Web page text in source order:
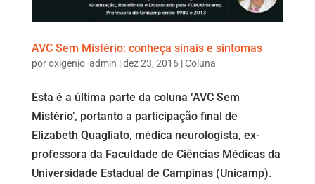
AVC Sem Mistério: conheça sinais e sintomas
poroxigenio_admin |dez 23, 2016|Coluna
Esta é a última parte da coluna ‘AVC Sem
Mistério’, portanto a participação final de
Elizabeth Quagliato, médica neurologista, ex-
professora da Faculdade de Ciências Médicas da
Universidade Estadual de Campinas (Unicamp).